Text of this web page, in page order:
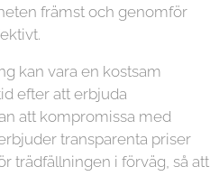
främst och genomför
kan vara en kostsam
efter att erbjuda
att kompromissa med
transparenta priser
trädfällningen i förväg, så att